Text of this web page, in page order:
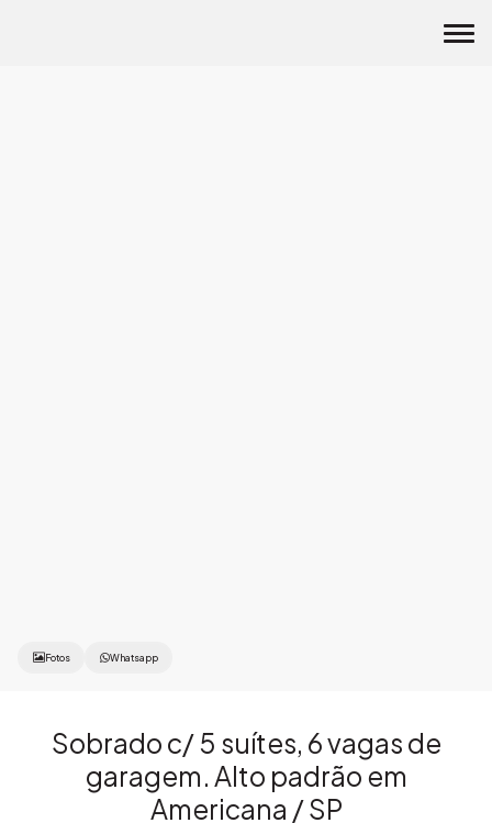
Fotos Whatsapp
Sobrado c/ 5 suítes, 6 vagas de
garagem. Alto padrão em
Americana / SP